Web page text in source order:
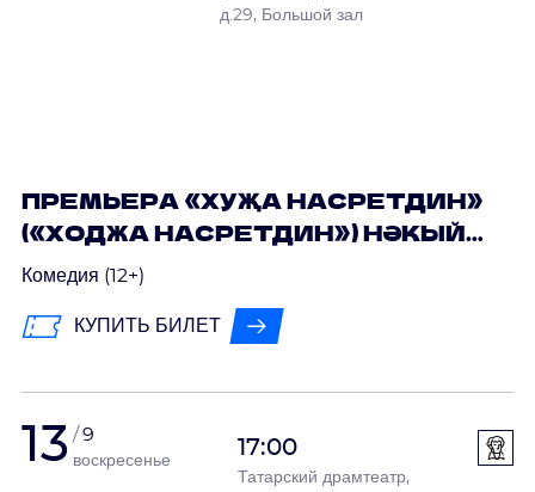
д.29, Большой зал
ПРЕМЬЕРА «ХУҖА НАСРЕТДИН»
(«ХОДЖА НАСРЕТДИН») НӘКЫЙ
ИСӘНБӘТ
Комедия (12+)
КУПИТЬ БИЛЕТ
13 9
воскресенье
17:00
Татарский драмтеатр,